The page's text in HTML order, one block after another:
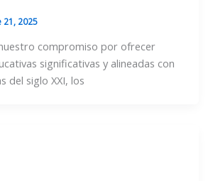
21, 2025
compromiso por ofrecer
significativas y alineadas con
del siglo XXI, los